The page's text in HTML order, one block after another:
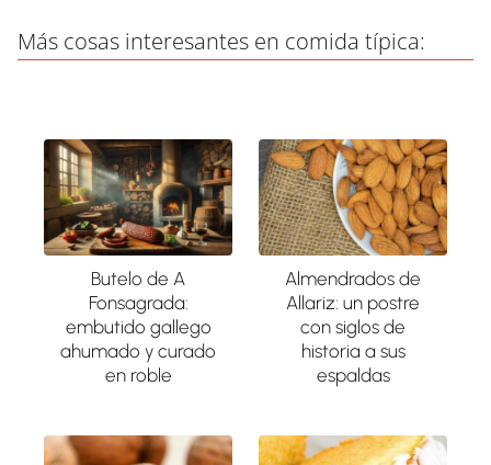
Más cosas interesantes en comida típica:
Butelo de A
Fonsagrada:
embutido gallego
ahumado y curado
en roble
Almendrados de
Allariz: un postre
con siglos de
historia a sus
espaldas